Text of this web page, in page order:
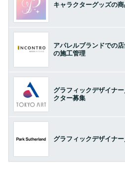
キャラクターグッズの
アパレルブランドでの
の施工管理
グラフィックデザイナ
クター募集
グラフィックデザイナ